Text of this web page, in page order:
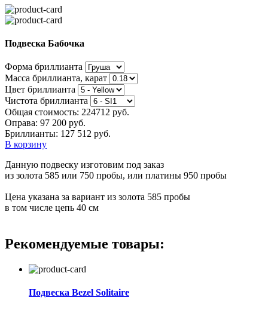
Подвеска Бабочка
Форма бриллианта
Масса бриллианта, карат
Цвет бриллианта
Чистота бриллианта
Общая стоимость: 224712 руб.
Оправа: 97 200 руб.
Бриллианты: 127 512 руб.
В корзину
Данную подвеску изготовим под заказ
из золота 585 или 750 пробы, или платины 950 пробы
Цена указана за вариант из золота 585 пробы
в том числе цепь 40 см
Рекомендуемые товары:
Подвеска Bezel Solitaire